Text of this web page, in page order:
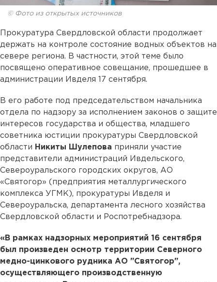
© Фото из открытых источников
Прокуратура Свердловской области продолжает
держать на контроле состояние водных объектов на
севере региона. В частности, этой теме было
посвящено оперативное совещание, прошедшее в
администрации Ивделя 17 сентября.
В его работе под председательством начальника
отдела по надзору за исполнением законов о защите
интересов государства и общества, младшего
советника юстиции прокуратуры Свердловской
области Никиты Шулепова приняли участие
представители администраций Ивдельского,
Североуральского городских округов, АО
«Святогор» (предприятия металлургического
комплекса УГМК), прокуратуры Ивделя и
Североуральска, департамента лесного хозяйства
Свердловской области и Роспотребнадзора.
«В рамках надзорных мероприятий 16 сентября
был произведен осмотр территории Северного
медно-цинкового рудника АО "Святогор",
осуществляющего производственную